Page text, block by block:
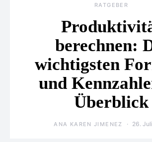
RATGEBER
berechnen:
wichtigsten
und
Überblick
ANA KAREN JIMENEZ 26.